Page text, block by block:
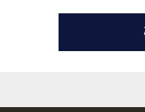
たします。
( 3 ) スタッフ派遣を検討さ
お問い合わせの内容に回
なお、ご連絡手段は、電話
資料送付、受講相談に関